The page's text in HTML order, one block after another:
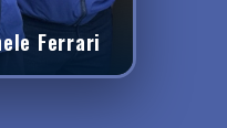
Ferrari